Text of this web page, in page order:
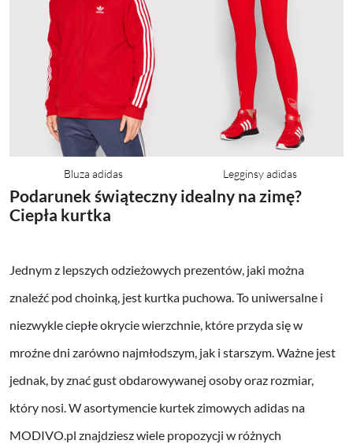
Bluza adidas Legginsy adidas
Podarunek świąteczny idealny na zimę?
Ciepła kurtka
Jednym z lepszych odzieżowych prezentów, jaki można
znaleźć pod choinką, jest kurtka puchowa. To uniwersalne i
niezwykle ciepłe okrycie wierzchnie, które przyda się w
mroźne dni zarówno najmłodszym, jak i starszym. Ważne jest
jednak, by znać gust obdarowywanej osoby oraz rozmiar,
który nosi. W asortymencie kurtek zimowych adidas na
MODIVO.pl znajdziesz wiele propozycji w różnych